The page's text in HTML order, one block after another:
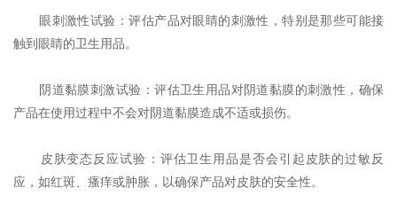
‌眼刺激性试验‌：评估产品对眼睛的刺激性，特别是那些可能接
触到眼睛的卫生用品‌。
‌阴道黏膜刺激试验‌：评估卫生用品对阴道黏膜的刺激性，确保
产品在使用过程中不会对阴道黏膜造成不适或损伤‌。
‌皮肤变态反应试验‌：评估卫生用品是否会引起皮肤的过敏反
应，如红斑、瘙痒或肿胀，以确保产品对皮肤的安全性‌。